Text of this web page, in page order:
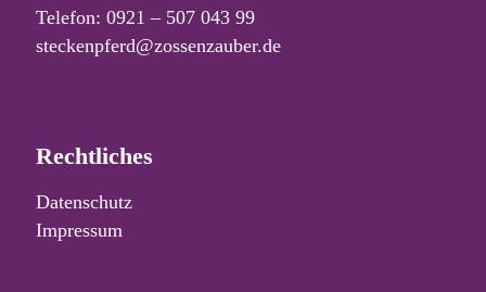
Telefon: 0921 – 507 043 99
steckenpferd@zossenzauber.de
Rechtliches
Datenschutz
Impressum